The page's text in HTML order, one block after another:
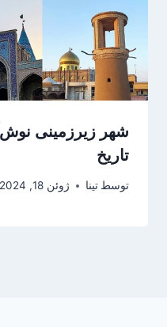
شهر زیرزمینی
تاریخ
توسط تینا ژوئن 18, 2024